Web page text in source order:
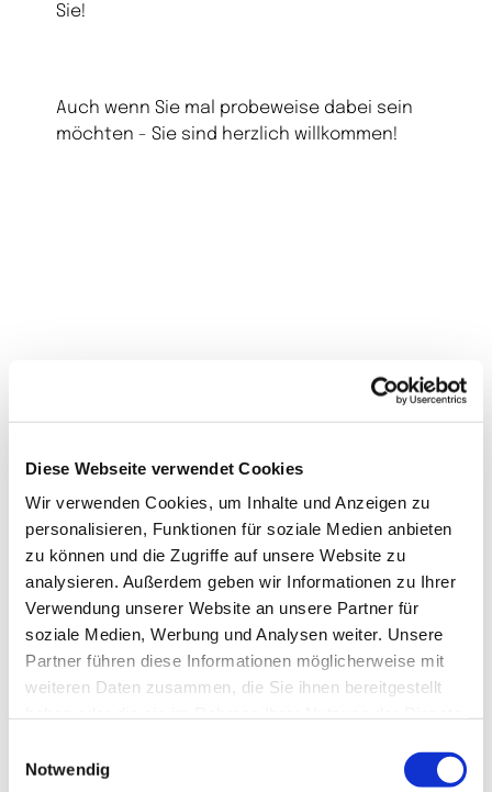
Diese Webseite verwendet Cookies
Wir verwenden Cookies, um Inhalte und Anzeigen zu
personalisieren, Funktionen für soziale Medien anbieten
zu können und die Zugriffe auf unsere Website zu
analysieren. Außerdem geben wir Informationen zu Ihrer
Verwendung unserer Website an unsere Partner für
soziale Medien, Werbung und Analysen weiter. Unsere
Partner führen diese Informationen möglicherweise mit
weiteren Daten zusammen, die Sie ihnen bereitgestellt
Notwendig
Sie!
Auch wenn Sie mal probeweise dabei sein
möchten - Sie sind herzlich willkommen!
Dies könnte Sie auch
interessieren